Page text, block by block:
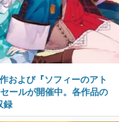
および『ソフィーのアト
ールが開催中。各作品の
録